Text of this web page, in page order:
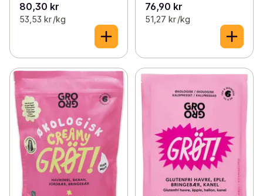
80,30 kr
53,53 kr /kg
76,90 kr
51,27 kr /kg